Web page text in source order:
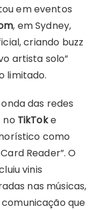
em eventos
, em Sydney,
criando buzz
artista solo”
limitado.
das redes
no TikToke
como
Reader”. O
vinis
nas músicas,
que